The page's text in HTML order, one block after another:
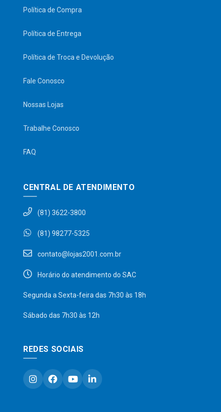
Política de Compra
Política de Entrega
Política de Troca e Devolução
Fale Conosco
Nossas Lojas
Trabalhe Conosco
FAQ
CENTRAL DE ATENDIMENTO
(81) 3622-3800
(81) 98277-5325
contato@lojas2001.com.br
Horário do atendimento do SAC
Segunda a Sexta-feira das 7h30 às 18h
Sábado das 7h30 às 12h
REDES SOCIAIS